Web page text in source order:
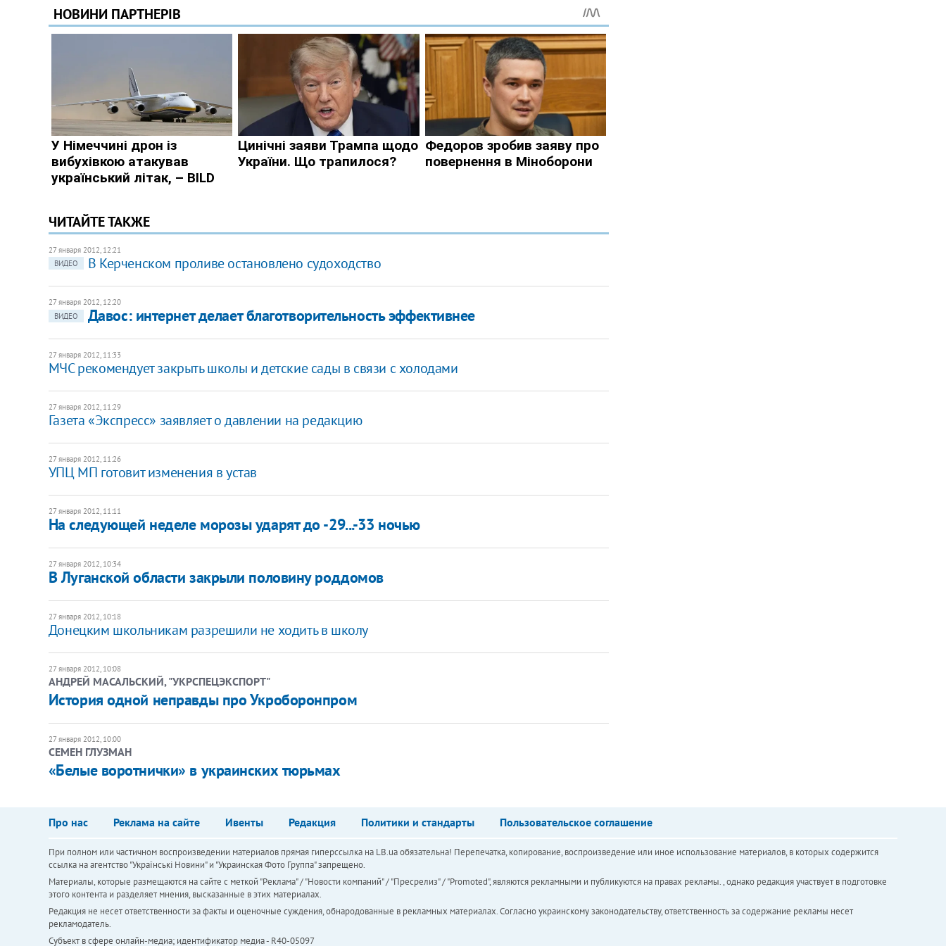
ЧИТАЙТЕ ТАКЖЕ
27 января 2012, 12:21
ВИДЕО
В Керченском проливе остановлено судоходство
27 января 2012, 12:20
ВИДЕО
Давос: интернет делает благотворительность эффективнее
27 января 2012, 11:33
​МЧС рекомендует закрыть школы и детские сады в связи с холодами
27 января 2012, 11:29
Газета «Экспресс» заявляет о давлении на редакцию
27 января 2012, 11:26
​УПЦ МП готовит изменения в устав
27 января 2012, 11:11
На следующей неделе морозы ударят до -29...-33 ночью
27 января 2012, 10:34
В Луганской области закрыли половину роддомов
27 января 2012, 10:18
​Донецким школьникам разрешили не ходить в школу
27 января 2012, 10:08
АНДРЕЙ МАСАЛЬСКИЙ, "УКРСПЕЦЭКСПОРТ"
История одной неправды про Укроборонпром
27 января 2012, 10:00
СЕМЕН ГЛУЗМАН
«Белые воротнички» в украинских тюрьмах
Про нас Реклама на сайте Ивенты Редакция Политики и стандарты Пользовательское соглашение
При полном или частичном воспроизведении материалов прямая гиперссылка на LB.ua обязательна! Перепечатка, копирование, воспроизведение или иное использование материалов, в которых содержится
ссылка на агентство "Українськi Новини" и "Украинская Фото Группа" запрещено.
Материалы, которые размещаются на сайте с меткой "Реклама" / "Новости компаний" / "Пресрелиз" / "Promoted", являются рекламными и публикуются на правах рекламы. , однако редакция участвует в подготовке
этого контента и разделяет мнения, высказанные в этих материалах.
Редакция не несет ответственности за факты и оценочные суждения, обнародованные в рекламных материалах. Согласно украинскому законодательству, ответственность за содержание рекламы несет
рекламодатель.
Субъект в сфере онлайн-медиа; идентификатор медиа - R40-05097